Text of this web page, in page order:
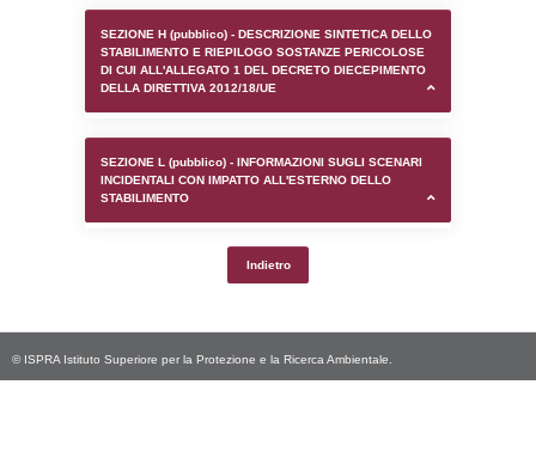
SEZIONE D (pubblico) - INFORMAZIONI
AUTORIZZAZIONI/CERTIFICAZIONI E
CONTROLLO A CUI è SOGGETTO LO
STABILIMENTO
SEZIONE H (pubblico) - DESCRIZIONE